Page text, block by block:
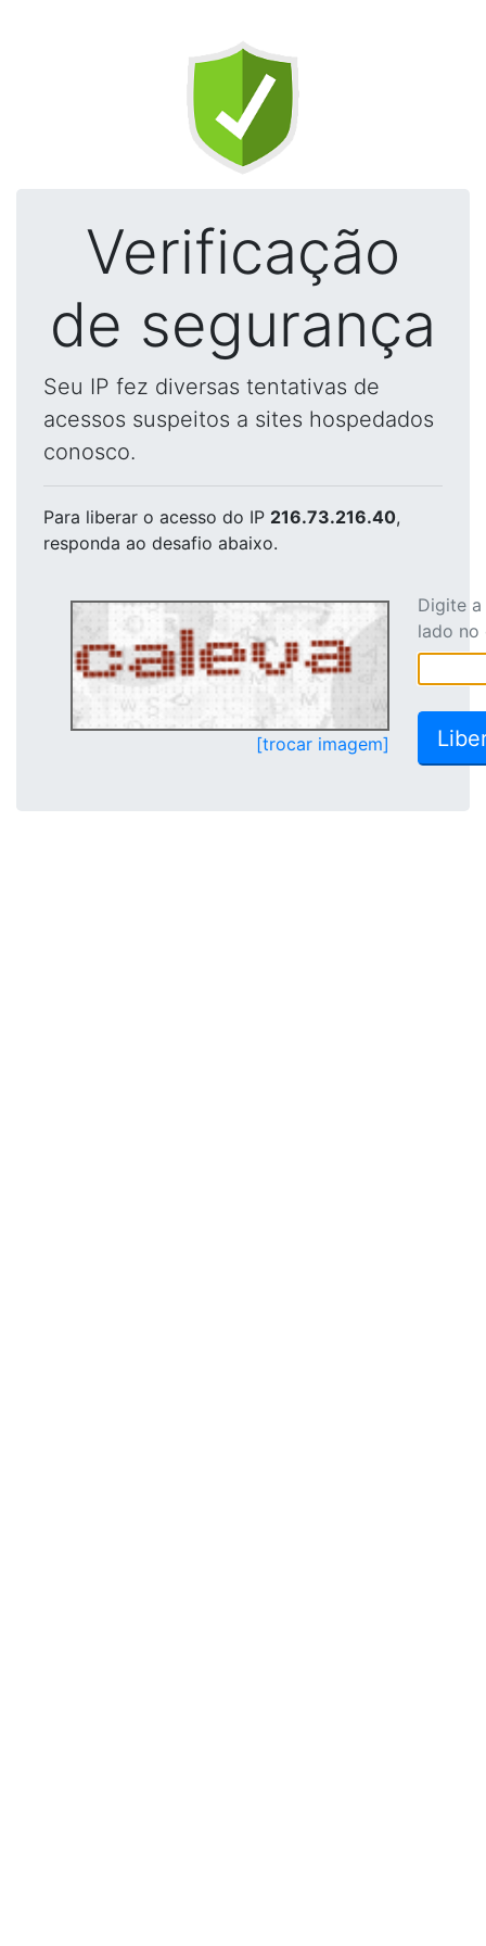
Verificação
de segurança
Seu IP fez diversas tentativas de
acessos suspeitos a sites hospedados
conosco.
Para liberar o acesso do IP 216.73.216.40,
responda ao desafio abaixo.
[trocar imagem]
Digite
lado no